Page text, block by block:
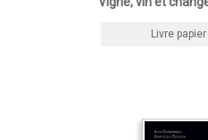
Livre papier